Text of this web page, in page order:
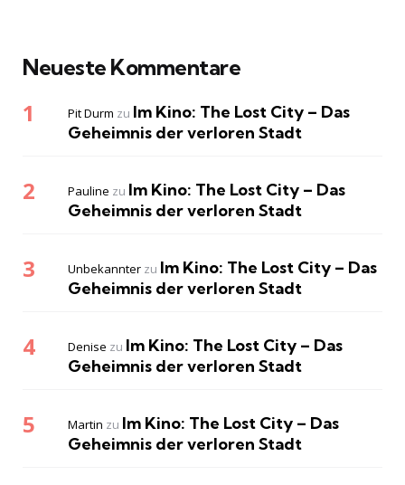
Neueste Kommentare
Pit Durm zu Im Kino: The Lost City – Das
Geheimnis der verloren Stadt
Pauline zu Im Kino: The Lost City – Das
Geheimnis der verloren Stadt
Unbekannter zu Im Kino: The Lost City – Das
Geheimnis der verloren Stadt
Denise zu Im Kino: The Lost City – Das
Geheimnis der verloren Stadt
Martin zu Im Kino: The Lost City – Das
Geheimnis der verloren Stadt